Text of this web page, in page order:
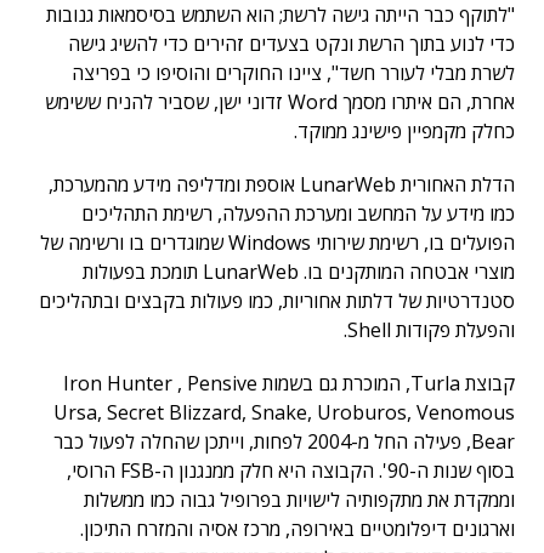
"לתוקף כבר הייתה גישה לרשת; הוא השתמש בסיסמאות גנובות
כדי לנוע בתוך הרשת ונקט בצעדים זהירים כדי להשיג גישה
לשרת מבלי לעורר חשד", ציינו החוקרים והוסיפו כי בפריצה
אחרת, הם איתרו מסמך Word זדוני ישן, שסביר להניח ששימש
כחלק מקמפיין פישינג ממוקד.
הדלת האחורית LunarWeb אוספת ומדליפה מידע מהמערכת,
כמו מידע על המחשב ומערכת ההפעלה, רשימת התהליכים
הפועלים בו, רשימת שירותי Windows שמוגדרים בו ורשימה של
מוצרי אבטחה המותקנים בו. LunarWeb תומכת בפעולות
סטנדרטיות של דלתות אחוריות, כמו פעולות בקבצים ובתהליכים
והפעלת פקודות Shell.
קבוצת Turla, המוכרת גם בשמות Iron Hunter , Pensive
Ursa, Secret Blizzard, Snake, Uroburos, Venomous
Bear, פעילה החל מ-2004 לפחות, וייתכן שהחלה לפעול כבר
בסוף שנות ה-90'. הקבוצה היא חלק ממנגנון ה-FSB הרוסי,
וממקדת את מתקפותיה לישויות בפרופיל גבוה כמו ממשלות
וארגונים דיפלומטיים באירופה, מרכז אסיה והמזרח התיכון.